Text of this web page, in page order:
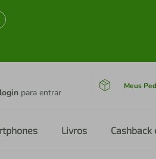
login para entrar
Meus
Livros Cashback